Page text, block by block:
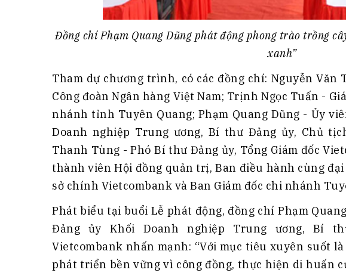
Đồng chí Phạm Quang Dũng phát động phong trào trồng
xanh”
Tham dự chương trình, có các đồng chí: Nguyễn Văn
Công đoàn Ngân hàng Việt Nam; Trịnh Ngọc Tuấn -
nhánh tỉnh Tuyên Quang; Phạm Quang Dũng - Ủy
Doanh nghiệp Trung ương, Bí thư Đảng ủy, Chủ
Thanh Tùng - Phó Bí thư Đảng ủy, Tổng Giám đốc
thành viên Hội đồng quản trị, Ban điều hành cùng
sở chính Vietcombank và Ban Giám đốc chi nhánh
Phát biểu tại buổi Lễ phát động, đồng chí Phạm
Đảng ủy Khối Doanh nghiệp Trung ương, Bí
Vietcombank nhấn mạnh: “Với mục tiêu xuyên suốt
phát triển bền vững vì công đồng, thực hiện di huấn